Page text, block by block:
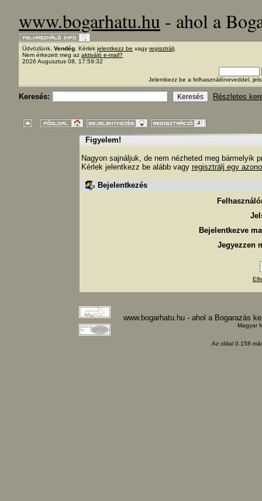
www.bogarhatu.hu - ahol a
Üdvözlünk, Vendég . Kérlek jelentkezz be vagy regisztrálj
Nem érkezett meg az aktiváló e-mail?
2026 Augusztus 08, 17:59:32
Jelentkezz be a felhasználóneveddel,
Keresés: Részletes
Figyelem!
Nagyon sajnáljuk, de nem nézheted meg bármelyik
Kérlek jelentkezz be alább vagy regisztrálj egy
Bejelentkezés
Bejelentkezve
Jegyezzen
www.bogarhatu.hu - ahol a Bogarazás
Magyar
Az oldal 0.158